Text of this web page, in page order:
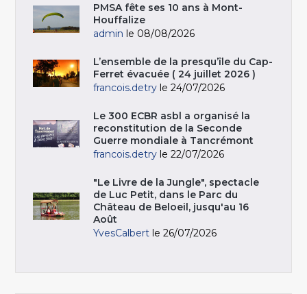
PMSA fête ses 10 ans à Mont-
Houffalize
admin le 08/08/2026
L’ensemble de la presqu’île du Cap-
Ferret évacuée ( 24 juillet 2026 )
francois.detry le 24/07/2026
Le 300 ECBR asbl a organisé la
reconstitution de la Seconde
Guerre mondiale à Tancrémont
francois.detry le 22/07/2026
"Le Livre de la Jungle", spectacle
de Luc Petit, dans le Parc du
Château de Beloeil, jusqu'au 16
Août
YvesCalbert le 26/07/2026